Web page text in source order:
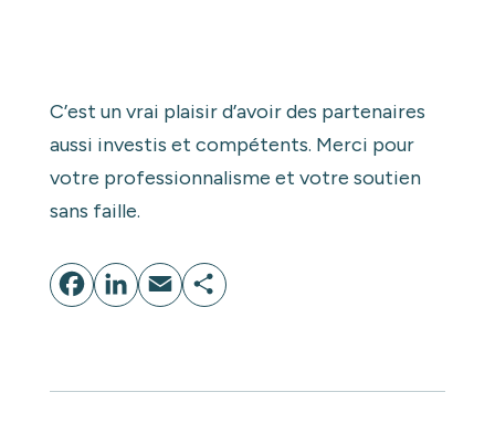
C’est un vrai plaisir d’avoir des partenaires
aussi investis et compétents. Merci pour
votre professionnalisme et votre soutien
sans faille.
Facebook
LinkedIn
EmailPartager